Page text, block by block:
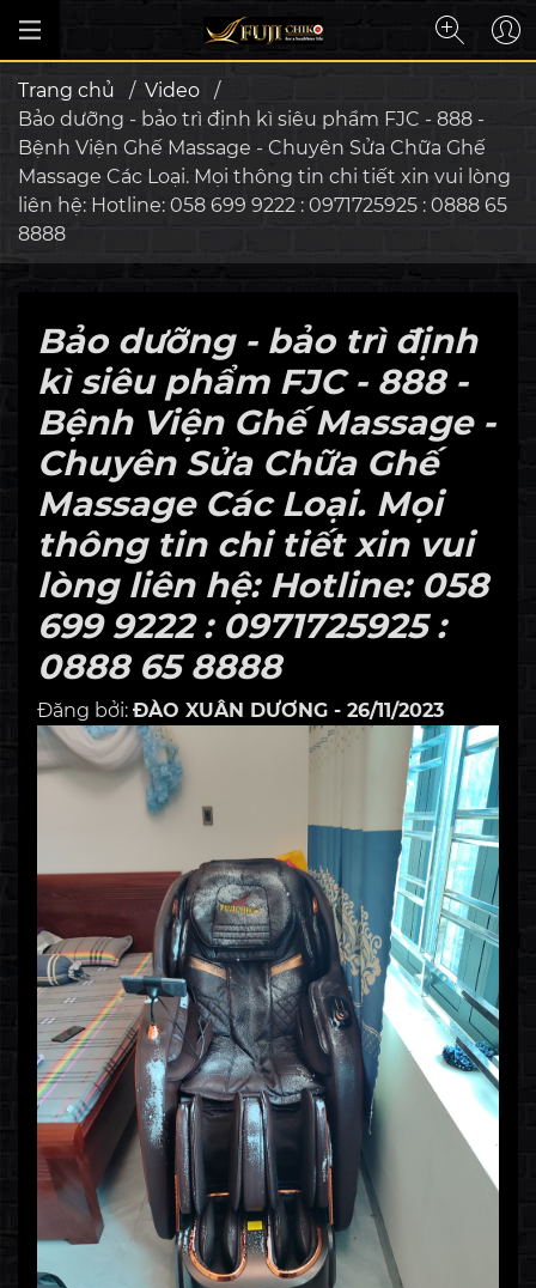
Trang chủ / Video
/
Bảo dưỡng - bảo trì định kì siêu phẩm FJC - 888 -
Bệnh Viện Ghế Massage - Chuyên Sửa Chữa Ghế
Massage Các Loại. Mọi thông tin chi tiết xin vui lòng
liên hệ: Hotline: 058 699 9222 : 0971725925 : 0888 65
8888
Bảo dưỡng - bảo trì định
kì siêu phẩm FJC - 888 -
Bệnh Viện Ghế Massage -
Chuyên Sửa Chữa Ghế
Massage Các Loại. Mọi
thông tin chi tiết xin vui
lòng liên hệ: Hotline: 058
699 9222 : 0971725925 :
0888 65 8888
Đăng bởi: ĐÀO XUÂN DƯƠNG - 26/11/2023